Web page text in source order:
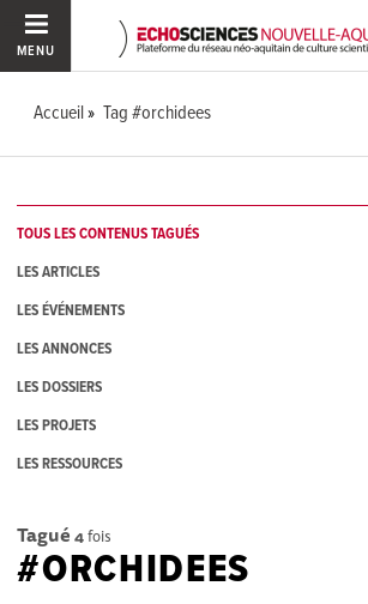
MENU
Accueil Tag #orchidees
TOUS LES CONTENUS TAGUÉS
LES ARTICLES
LES ÉVÉNEMENTS
LES ANNONCES
LES DOSSIERS
LES PROJETS
LES RESSOURCES
Tagué 4fois
#ORCHIDEES